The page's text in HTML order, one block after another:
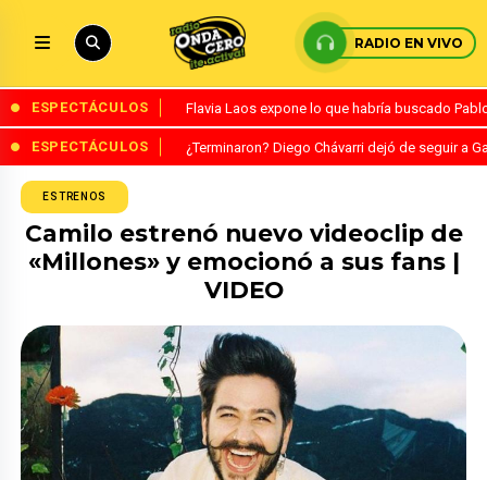
RADIO EN VIVO
ESPECTÁCULOS Flavia Laos expone lo que habría buscado
ESPECTÁCULOS ¿Terminaron? Diego Chávarri dejó de seguir a
ESTRENOS
Camilo estrenó nuevo videoclip de
«Millones» y emocionó a sus fans |
VIDEO